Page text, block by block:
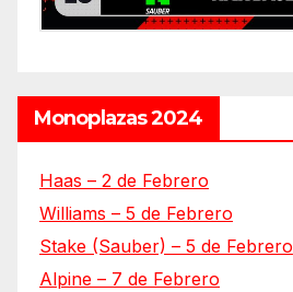
Monoplazas 2024
Haas – 2 de Febrero
Williams – 5 de Febrero
Stake (Sauber) – 5 de Febrero
Alpine – 7 de Febrero